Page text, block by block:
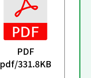
PDF
pdf/331.8KB